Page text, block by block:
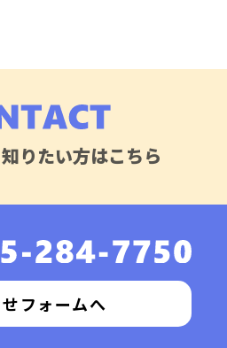
りたい方はこちら
フォームへ